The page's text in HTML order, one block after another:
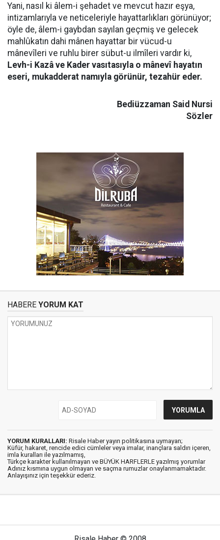
Yani, nasıl ki âlem-i şehadet ve mevcut hazır eşya,
intizamlarıyla ve neticeleriyle hayattarlıkları görünüyor;
öyle de, âlem-i gaybdan sayılan geçmiş ve gelecek
mahlûkatın dahi mânen hayattar bir vücud-u
mânevîleri ve ruhlu birer sübut-u ilmîleri vardır ki,
Levh-i Kazâ ve Kader vasıtasıyla o mânevî hayatın
eseri, mukadderat namıyla görünür, tezahür eder.
Bediüzzaman Said Nursi
Sözler
HABERE YORUM KAT
YORUM KURALLARI: Risale Haber yayın politikasına uymayan;
Küfür, hakaret, rencide edici cümleler veya imalar, inançlara saldırı içeren,
imla kuralları ile yazılmamış,
Türkçe karakter kullanılmayan ve BÜYÜK HARFLERLE yazılmış yorumlar
Adınız kısmına uygun olmayan ve saçma rumuzlar onaylanmamaktadır.
Anlayışınız için teşekkür ederiz.